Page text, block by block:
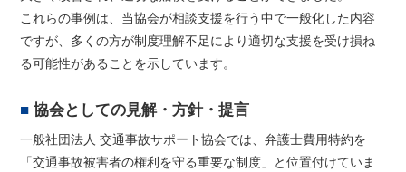
これらの事例は、当協会が相談支援を行う中で一般化した内容
ですが、多くの方が制度理解不足により適切な支援を受け損ね
る可能性があることを示しています。
協会としての見解・方針・提言
一般社団法人 交通事故サポート協会では、弁護士費用特約を
「交通事故被害者の権利を守る重要な制度」と位置付けていま